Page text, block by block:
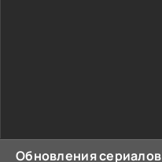
Обновления сериалов